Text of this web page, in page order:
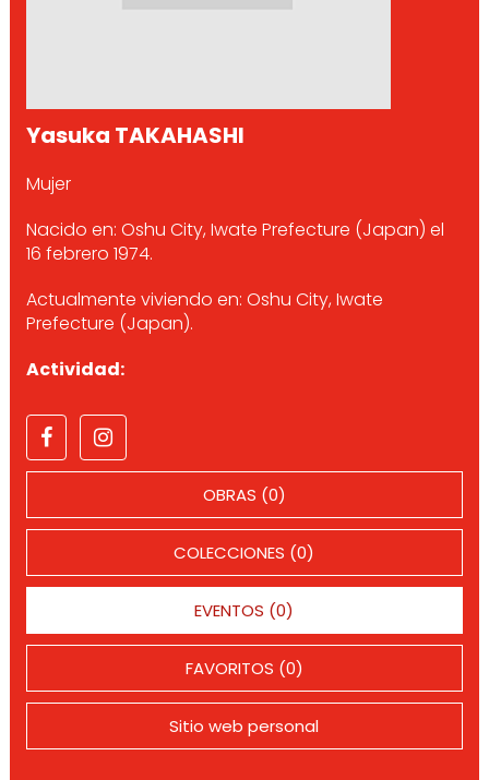
Yasuka TAKAHASHI
Mujer
Nacido en: Oshu City, Iwate Prefecture (Japan) el
16 febrero 1974.
Actualmente viviendo en: Oshu City, Iwate
Prefecture (Japan).
Actividad:
OBRAS (0)
COLECCIONES (0)
EVENTOS (0)
FAVORITOS (0)
Sitio web personal